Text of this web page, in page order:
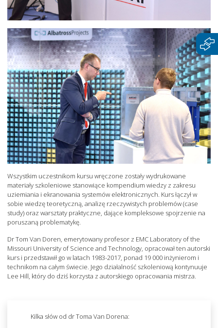
Wszystkim uczestnikom kursu wręczone zostały wydrukowane
materiały szkoleniowe stanowiące kompendium wiedzy z zakresu
uziemiania i ekranowania systemów elektronicznych. Kurs łączył w
sobie wiedzę teoretyczną, analizę rzeczywistych problemów (case
study) oraz warsztaty praktyczne, dające kompleksowe spojrzenie na
poruszaną problematykę.
Dr Tom Van Doren, emerytowany profesor z EMC Laboratory of the
Missouri University of Science and Technology, opracował ten autorski
kurs i przedstawił go w latach 1983-2017, ponad 19 000 inżynierom i
technikom na całym świecie. Jego działalność szkoleniową kontynuuje
Lee Hill, który do dziś korzysta z autorskiego opracowania mistrza.
Kilka słów od dr Toma Van Dorena: